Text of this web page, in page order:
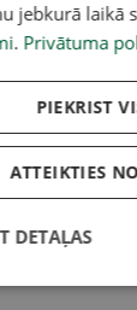
jebkurā laikā
. Privātuma
PIEKRIST
ATTEIKTIES
DETAĻAS